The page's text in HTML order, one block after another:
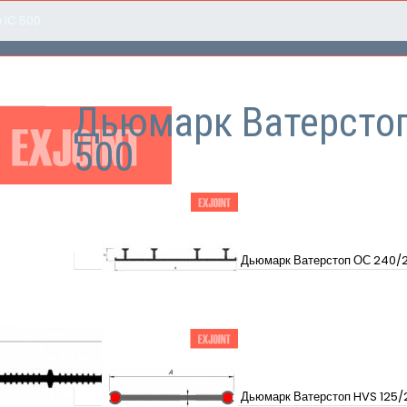
Дьюмарк
500
Дьюмарк Ватерстоп ОС
Дьюмарк Ватерстоп HVS